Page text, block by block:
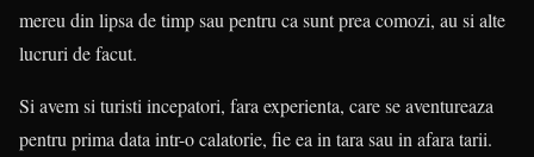
mereu din lipsa de timp sau pentru ca sunt prea comozi, au si alte
lucruri de facut.
Si avem si turisti incepatori, fara experienta, care se aventureaza
pentru prima data intr-o calatorie, fie ea in tara sau in afara tarii.